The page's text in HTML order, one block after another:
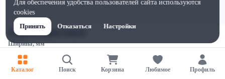
Характеристики
Ширина, мм
130
Высота, мм
Каталог Поиск Корзина Любимое Профиль
Для обеспечения удобства пользователей сайта используются
cookies
Принять
Отказаться Настройки